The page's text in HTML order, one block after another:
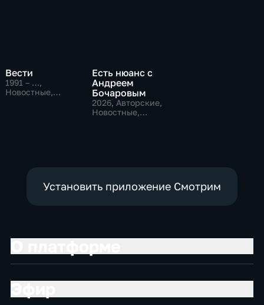
Вести
1991 – …,
Новостные,
Есть нюанс с
Андреем
Бочаровым
2026, Авторские,
Новостные,
Установить приложение Смотрим